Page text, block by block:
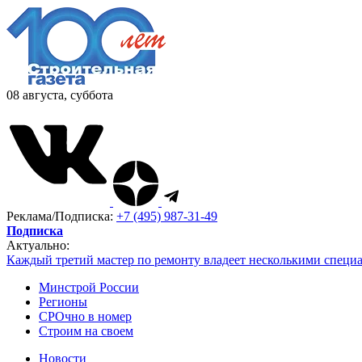
08 августа, суббота
Реклама/Подписка: +7 (495) 987-31-49
Подписка
Актуально:
Каждый третий мастер по ремонту владеет несколькими
Минстрой России
Регионы
СРОчно в номер
Строим на своем
Новости